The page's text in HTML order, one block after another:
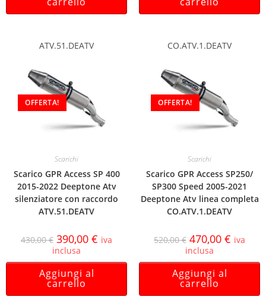
ATV.51.DEATV
OFFERTA!
Scarichi
Scarico GPR Access SP 400
2015-2022 Deeptone Atv
silenziatore con raccordo
ATV.51.DEATV
430,00€ 390,00 € iva
inclusa
Aggiungi al
carrello
CO.ATV.1.DEATV
OFFERTA!
Scarichi
Scarico GPR Access SP250/
SP300 Speed 2005-2021
Deeptone Atv linea completa
CO.ATV.1.DEATV
520,00€ 470,00 € iva
inclusa
Aggiungi al
carrello